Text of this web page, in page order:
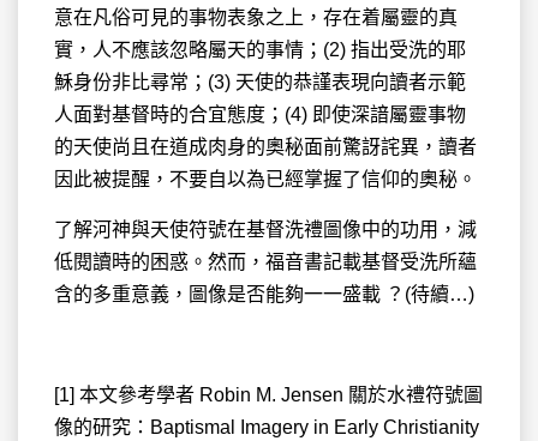
意在凡俗可見的事物表象之上，存在着屬靈的真
實，人不應該忽略屬天的事情；(2) 指出受洗的耶
穌身份非比尋常；(3) 天使的恭謹表現向讀者示範
人面對基督時的合宜態度；(4) 即使深諳屬靈事物
的天使尚且在道成肉身的奧秘面前驚訝詫異，讀者
因此被提醒，不要自以為已經掌握了信仰的奧秘。
了解河神與天使符號在基督洗禮圖像中的功用，減
低閱讀時的困惑。然而，福音書記載基督受洗所蘊
含的多重意義，圖像是否能夠一一盛載 ？(待續…)
[1] 本文參考學者 Robin M. Jensen 關於水禮符號圖
像的研究：Baptismal Imagery in Early Christianity